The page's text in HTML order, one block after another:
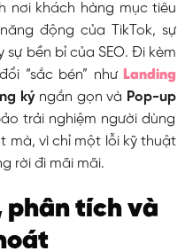
nơi khách hàng mục tiêu
động của TikTok, sự
bền bỉ của SEO. Đi kèm
“sắc bén” như Landing
kýngắn gọn và Pop-up
trải nghiệm người dùng
mà, vì chỉ một lỗi kỹ thuật
rời đi mãi mãi.
phân tích và